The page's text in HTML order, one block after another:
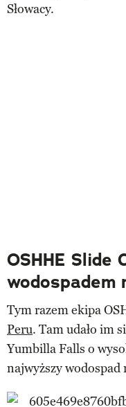
Słowacy.
OSHHE Slide
wodospadem
Tym razem ekipa
Peru. Tam udało im
Yumbilla Falls o
najwyższy wodospad